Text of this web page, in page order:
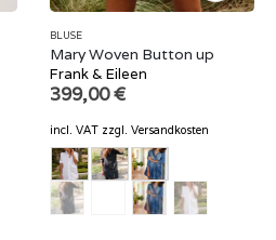
BLUSE
Mary Woven Button up
Frank & Eileen
399,00€
incl. VAT zzgl. Versandkosten